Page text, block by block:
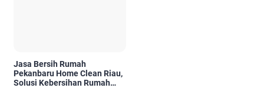
Jasa Bersih Rumah
Pekanbaru Home Clean Riau,
Solusi Kebersihan Rumah